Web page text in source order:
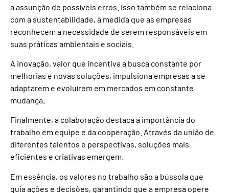
a assunção de possíveis erros. Isso também se relaciona
com a sustentabilidade, à medida que as empresas
reconhecem a necessidade de serem responsáveis em
suas práticas ambientais e sociais.
A inovação, valor que incentiva a busca constante por
melhorias e novas soluções, impulsiona empresas a se
adaptarem e evoluírem em mercados em constante
mudança.
Finalmente, a colaboração destaca a importância do
trabalho em equipe e da cooperação. Através da união de
diferentes talentos e perspectivas, soluções mais
eficientes e criativas emergem.
Em essência, os valores no trabalho são a bússola que
guia ações e decisões, garantindo que a empresa opere